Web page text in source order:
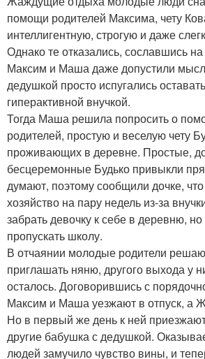
помощи родителей Максима, чету
интеллигентную, строгую и даже
Однако те отказались, сославшись
Максим и Маша даже допустили
дедушкой просто испугались
гиперактивной внучкой.
Тогда Маша решила попросить о
родителей, простую и веселую чету
проживающих в деревне. Простые,
бесцеремонные Будько привыкли
думают, поэтому сообщили дочке, что
хозяйство на пару недель из-за
забрать девочку к себе в деревню,
пропускать школу.
В отчаянии молодые родители
приглашать няню, другого выхода у
осталось. Договорившись с
Максим и Маша уезжают в отпуск, а
Но в первый же день к ней
другие бабушка с дедушкой.
людей замучило чувство вины, и